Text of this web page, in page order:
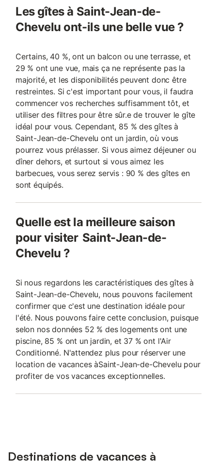
Les gîtes à Saint-Jean-de-
Chevelu ont-ils une belle vue ?
Certains, 40 %, ont un balcon ou une terrasse, et
29 % ont une vue, mais ça ne représente pas la
majorité, et les disponibilités peuvent donc être
restreintes. Si c'est important pour vous, il faudra
commencer vos recherches suffisamment tôt, et
utiliser des filtres pour être sûr.e de trouver le gîte
idéal pour vous. Cependant, 85 % des gîtes à
Saint-Jean-de-Chevelu ont un jardin, où vous
pourrez vous prélasser. Si vous aimez déjeuner ou
dîner dehors, et surtout si vous aimez les
barbecues, vous serez servis : 90 % des gîtes en
sont équipés.
Quelle est la meilleure saison
pour visiter Saint-Jean-de-
Chevelu ?
Si nous regardons les caractéristiques des gîtes à
Saint-Jean-de-Chevelu, nous pouvons facilement
confirmer que c'est une destination idéale pour
l'été. Nous pouvons faire cette conclusion, puisque
selon nos données 52 % des logements ont une
piscine, 85 % ont un jardin, et 37 % ont l'Air
Conditionné. N'attendez plus pour réserver une
location de vacances àSaint-Jean-de-Chevelu pour
profiter de vos vacances exceptionnelles.
Destinations de vacances à